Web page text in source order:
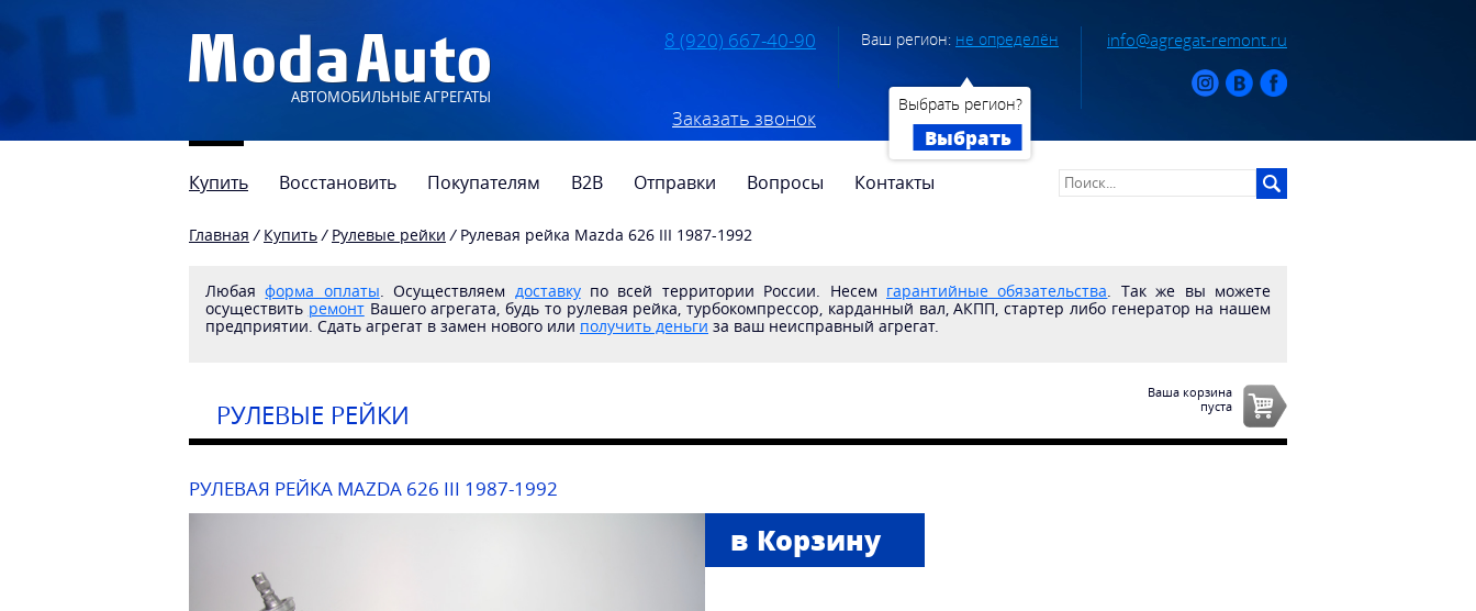
АВТОМОБИЛЬНЫЕ АГРЕГАТЫ
8 (920) 667-40-90
Заказать звонок
Ваш регион: не определён
Выбрать регион?
Выбрать
info@agregat-remont.ru
Купить Восстановить Покупателям B2B Отправки Вопросы Контакты
Главная / Купить / Рулевые рейки / Рулевая рейка Mazda 626 III 1987-1992
Любаяформа оплаты. Осуществляем доставкупо всей территории России. Несем гарантийные обязательства. Так же вы можете
осуществить ремонтВашего агрегата, будь то рулевая рейка, турбокомпрессор, карданный вал, АКПП, стартер либо генератор на нашем
предприятии. Сдать агрегат в замен нового или получить деньги за ваш неисправный агрегат.
РУЛЕВЫЕ РЕЙКИ
Ваша корзина
пуста
РУЛЕВАЯ РЕЙКА MAZDA 626 III 1987-1992